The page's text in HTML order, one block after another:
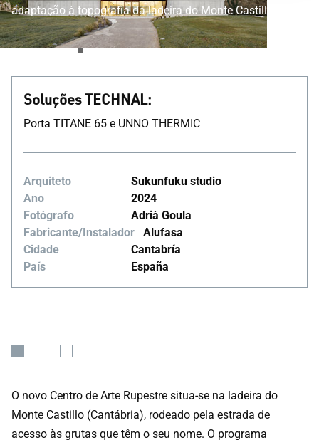
adaptação à topografia da ladeira do Monte Castillo.
Soluções TECHNAL:
Porta TITANE 65 e UNNO THERMIC
Arquiteto
Sukunfuku studio
Ano
2024
Fotógrafo
Adrià Goula
Fabricante/Instalador
Alufasa
Cidade
Cantabría
País
España
O novo Centro de Arte Rupestre situa-se na ladeira do
Monte Castillo (Cantábria), rodeado pela estrada de
acesso às grutas que têm o seu nome. O programa